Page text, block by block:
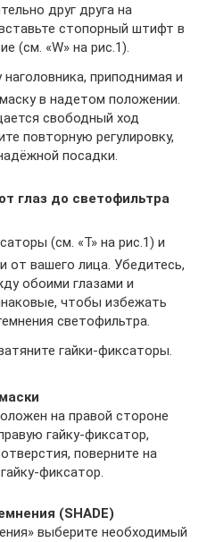
друг друга на
стопорный штифт в
(см. «W» на рис.1).
приподнимая и
в надетом положении.
свободный ход
повторную регулировку,
посадки.
глаз до светофильтра
(см. «T» на рис.1) и
от вашего лица. Убедитесь,
обоими глазами и
чтобы избежать
светофильтра.
гайки-фиксаторы.
на правой стороне
гайку-фиксатор,
поверните на
фиксатор.
(SHADE)
выберите необходимый